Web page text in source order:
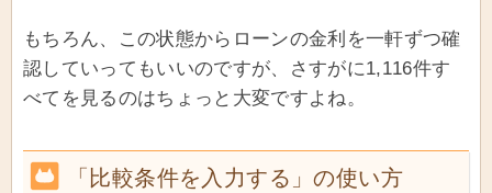
もちろん、この状態からローンの金利を一軒ずつ確
認していってもいいのですが、さすがに1,116件す
べてを見るのはちょっと大変ですよね。
「比較条件を入力する」の使い方